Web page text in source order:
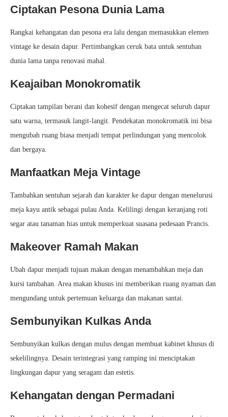
Ciptakan Pesona Dunia Lama
Rangkai kehangatan dan pesona era lalu dengan memasukkan elemen
vintage ke desain dapur. Pertimbangkan ceruk bata untuk sentuhan
dunia lama tanpa renovasi mahal.
Keajaiban Monokromatik
Ciptakan tampilan berani dan kohesif dengan mengecat seluruh dapur
satu warna, termasuk langit-langit. Pendekatan monokromatik ini bisa
mengubah ruang biasa menjadi tempat perlindungan yang mencolok
dan bergaya.
Manfaatkan Meja Vintage
Tambahkan sentuhan sejarah dan karakter ke dapur dengan menelurusi
meja kayu antik sebagai pulau Anda. Kelilingi dengan keranjang roti
segar atau tanaman hias untuk memperkuat suasana pedesaan Prancis.
Makeover Ramah Makan
Ubah dapur menjadi tujuan makan dengan menambahkan meja dan
kursi tambahan. Area makan khusus ini memberikan ruang nyaman dan
mengundang untuk pertemuan keluarga dan makanan santai.
Sembunyikan Kulkas Anda
Sembunyikan kulkas dengan mulus dengan membuat kabinet khusus di
sekelilingnya. Desain terintegrasi yang ramping ini menciptakan
lingkungan dapur yang seragam dan estetis.
Kehangatan dengan Permadani